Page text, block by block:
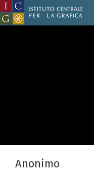
Anonimo